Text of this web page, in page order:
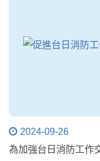
2024-09-26
為加強台日消防工作